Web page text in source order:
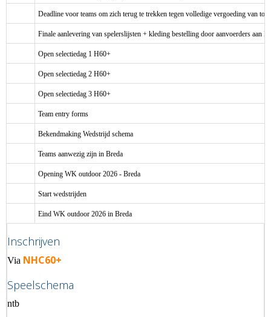
Deadline voor teams om zich terug te trekken tegen volledige vergoeding van
Finale aanlevering van spelerslijsten + kleding bestelling door aanvoerders aan
Open selectiedag 1 H60+
Open selectiedag 2 H60+
Open selectiedag 3 H60+
Team entry forms
Bekendmaking Wedstrijd schema
Teams aanwezig zijn in Breda
Opening WK outdoor 2026 - Breda
Start wedstrijden
Eind WK outdoor 2026 in Breda
Inschrijven
Via NHC60+
Speelschema
ntb